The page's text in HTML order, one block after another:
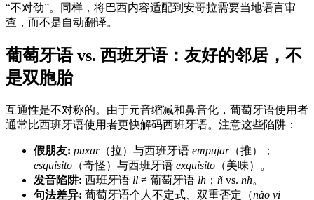
“不对劲”。同样，将巴西内容适配到安哥拉需要当地语言审
查，而不是自动翻译。
葡萄牙语 vs. 西班牙语：友好的邻居，不
是双胞胎
互通性是不对称的。由于元音缩减和鼻音化，葡萄牙语使用者
通常比西班牙语使用者更快解码西班牙语。注意这些陷阱：
假朋友: puxar（拉）与西班牙语 empujar（推）；
esquisito （奇怪）与西班牙语 exquisito （美味）。
发音陷阱: 西班牙语 ll ≠ 葡萄牙语 lh ； ñ vs. nh。
句法差异: 葡萄牙语个人不定式、双重否定（não vi